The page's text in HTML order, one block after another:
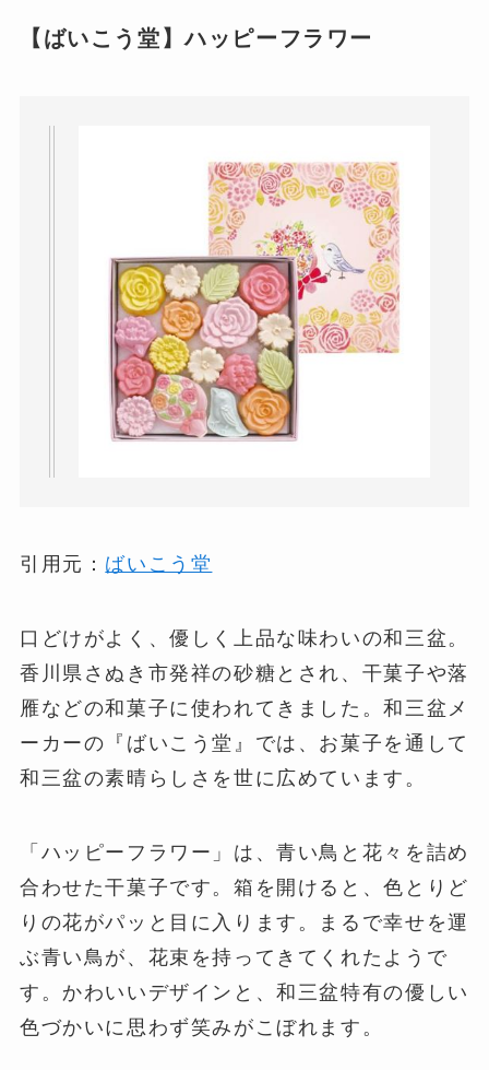
【ばいこう堂】ハッピーフラワー
引用元： ばいこう堂
口どけがよく、優しく上品な味わいの和三盆。
香川県さぬき市発祥の砂糖とされ、干菓子や落
雁などの和菓子に使われてきました。和三盆メ
ーカーの『ばいこう堂』では、お菓子を通して
和三盆の素晴らしさを世に広めています。
「ハッピーフラワー」は、青い鳥と花々を詰め
合わせた干菓子です。箱を開けると、色とりど
りの花がパッと目に入ります。まるで幸せを運
ぶ青い鳥が、花束を持ってきてくれたようで
す。かわいいデザインと、和三盆特有の優しい
色づかいに思わず笑みがこぼれます。